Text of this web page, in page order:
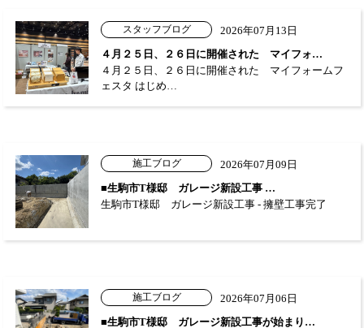
スタッフブログ
2026年07月13日
４月２５日、２６日に開催された マイフォ…
４月２５日、２６日に開催された マイフォームフ
ェスタ はじめ…
施工ブログ
2026年07月09日
■生駒市T様邸 ガレージ新設工事 …
生駒市T様邸 ガレージ新設工事 - 擁壁工事完了
施工ブログ
2026年07月06日
■生駒市T様邸 ガレージ新設工事が始まり…